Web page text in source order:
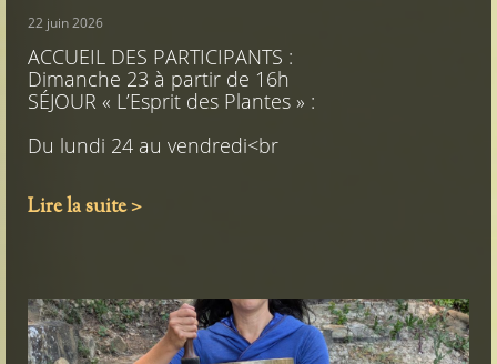
22 juin 2026
ACCUEIL DES PARTICIPANTS :
Dimanche 23 à partir de 16h
SÉJOUR « L’Esprit des Plantes » :
Du lundi 24 au vendredi<br
Lire la suite >